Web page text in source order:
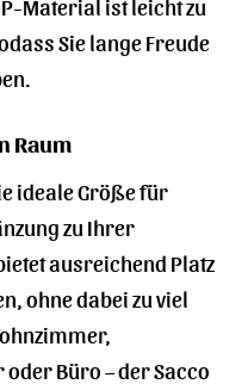
Material ist leicht zu
Sie lange Freude
Raum
ideale Größe für
zu Ihrer
ausreichend Platz
ohne dabei zu viel
Büro – der Sacco